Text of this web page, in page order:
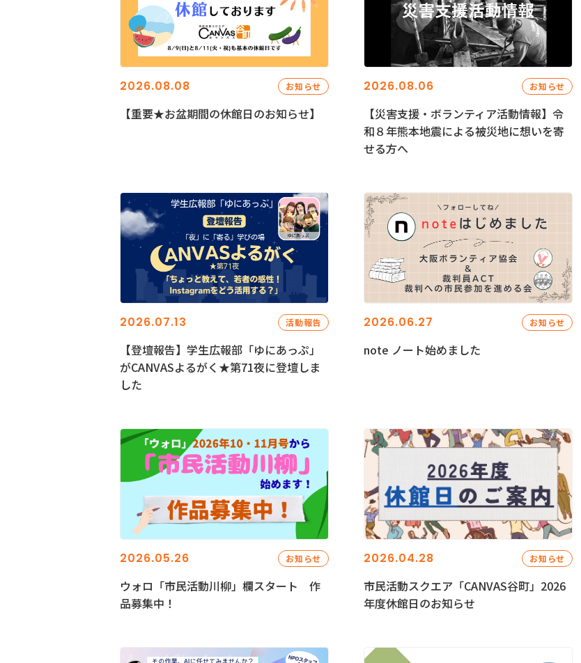
2026.08.08 お知らせ
【重要★お盆期間の休館日のお知らせ】
2026.08.06 お知らせ
【災害支援・ボランティア活動情報】令
和８年熊本地震による被災地に想いを寄
せる方へ
2026.07.13 活動報告
【登壇報告】学生広報部「ゆにあっぷ」
がCANVASよるがく★第71夜に登壇しま
した
2026.06.27 お知らせ
note ノート始めました
2026.05.26 お知らせ
ウォロ「市民活動川柳」欄スタート 作
品募集中！
2026.04.28 お知らせ
市民活動スクエア「CANVAS谷町」2026
年度休館日のお知らせ